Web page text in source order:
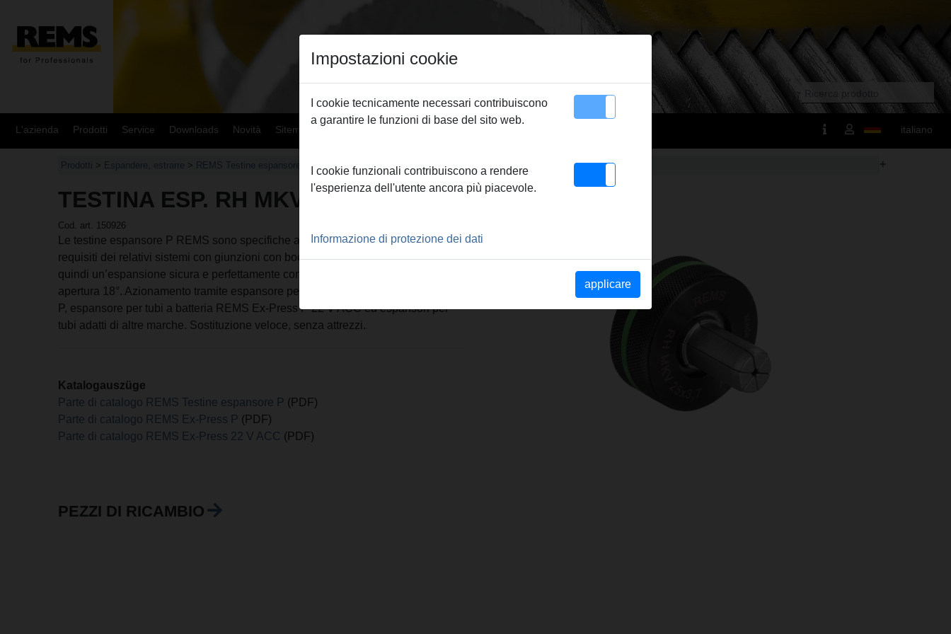
L'azienda Prodotti Service Downloads Novità Sitemap italiano
Prodotti > Espandere, estrarre > REMS Testine espansore P > Testina esp. RH MKV 25 x 3,7 +
TESTINA ESP. RH MKV 25 X 3,7
Cod. art. 150926
Le testine espansore P REMS sono specifiche al sistema e sono conformi ai
requisiti dei relativi sistemi con giunzioni con boccole a pressare. Si ottiene
quindi un’espansione sicura e perfettamente conforme al sistema. Angolo di
apertura 18°. Azionamento tramite espansore per tubi manuale REMS Ex-Press
P, espansore per tubi a batteria REMS Ex-Press P 22 V ACC ed espansori per
tubi adatti di altre marche. Sostituzione veloce, senza attrezzi.
Katalogauszüge
Parte di catalogo REMS Testine espansore P (PDF)
Parte di catalogo REMS Ex-Press P (PDF)
Parte di catalogo REMS Ex-Press 22 V ACC (PDF)
PEZZI DI RICAMBIO
Impostazioni cookie
I cookie tecnicamente necessari contribuiscono
a garantire le funzioni di base del sito web.
I cookie funzionali contribuiscono a rendere
l'esperienza dell'utente ancora più piacevole.
Informazione di protezione dei dati
applicare